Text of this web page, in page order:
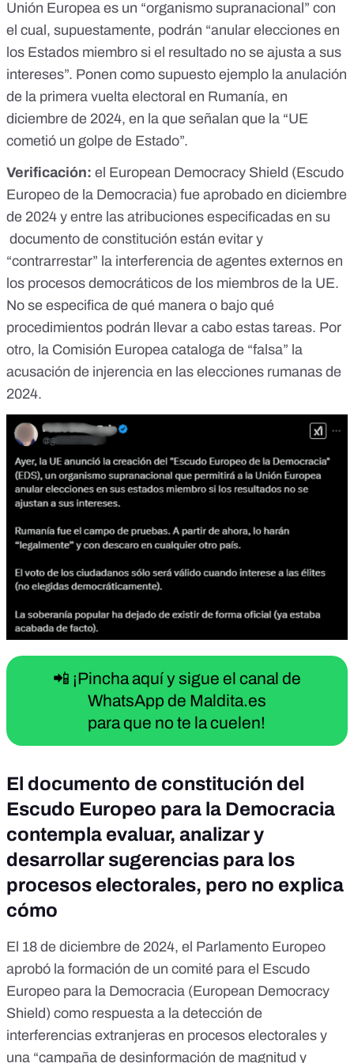
Unión Europea es un “organismo supranacional” con
el cual, supuestamente, podrán “anular elecciones en
los Estados miembro si el resultado no se ajusta a sus
intereses”. Ponen como supuesto ejemplo la anulación
de la primera vuelta electoral en Rumanía, en
diciembre de 2024, en la que señalan que la “UE
cometió un golpe de Estado”.
Verificación: el European Democracy Shield (Escudo
Europeo de la Democracia) fue aprobado en diciembre
de 2024 y entre las atribuciones especificadas en su
documento de constitución están evitar y
“contrarrestar” la interferencia de agentes externos en
los procesos democráticos de los miembros de la UE.
No se especifica de qué manera o bajo qué
procedimientos podrán llevar a cabo estas tareas. Por
otro, la Comisión Europea cataloga de “falsa” la
acusación de injerencia en las elecciones rumanas de
2024.
📲 ¡Pincha aquí y sigue el canal de
WhatsApp de Maldita.es
para que no te la cuelen!
El documento de constitución del
Escudo Europeo para la Democracia
contempla evaluar, analizar y
desarrollar sugerencias para los
procesos electorales, pero no explica
cómo
El 18 de diciembre de 2024, el Parlamento Europeo
aprobó la formación de un comité para el Escudo
Europeo para la Democracia (European Democracy
Shield) como respuesta a la detección de
interferencias extranjeras en procesos electorales y
una “campaña de desinformación de magnitud y